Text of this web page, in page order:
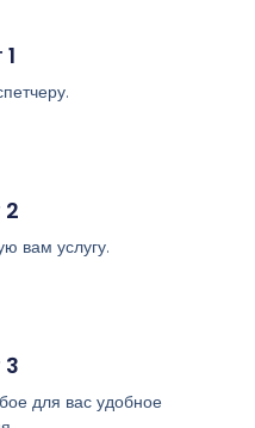
вам услугу.
для вас удобное